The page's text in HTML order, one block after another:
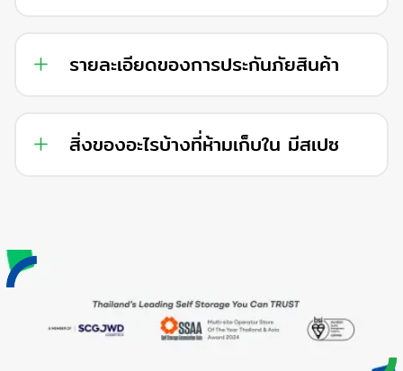
รายละเอียดของการประกันภัยสินค้า
สิ่งของอะไรบ้างที่ห้ามเก็บใน มีสเปซ